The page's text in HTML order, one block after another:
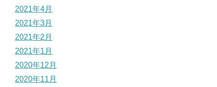
2021年4月
2021年3月
2021年2月
2021年1月
2020年12月
2020年11月